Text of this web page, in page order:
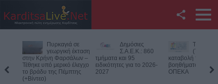
Twitter
YouTube
Δημόσιες
Σ.Α.Ε.Κ.: 860
τμήματα και 95
ειδικότητες για το 2026-
2027
Την Παρασκευή
(7/8) η δεύτερη
καταβολή του
βοηθήματος του ΛΑΕ-
ΟΠΕΚΑ
Νεκρός
αγροτική
περιοχή του
Πιθανό